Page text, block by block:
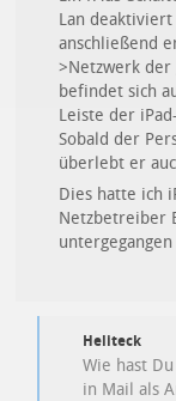
Lan
anschließend
>Netzwerk der
befindet sich
Leiste der
Sobald der
überlebt er
Dies hatte ich
Netzbetreiber
Heliteck
Wie hast
in Mail als